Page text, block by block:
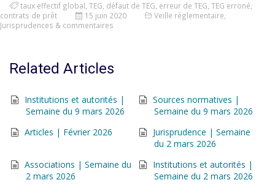
taux effectif global TEG défaut de TEG erreur de TEG TEG erroné
contrats de prêt
15 juin 2020 Veille réglementaire
Jurisprudences & commentaires
Related Articles
Institutions et autorités |
Semaine du 9 mars 2026
Sources normatives |
Semaine du 9 mars 2026
Articles | Février 2026
Jurisprudence | Semaine
du 2 mars 2026
Associations | Semaine du
2 mars 2026
Institutions et autorités |
Semaine du 2 mars 2026